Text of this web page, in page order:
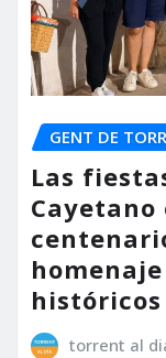
GENT DE
Las
Cayetano
históricos
torrent al